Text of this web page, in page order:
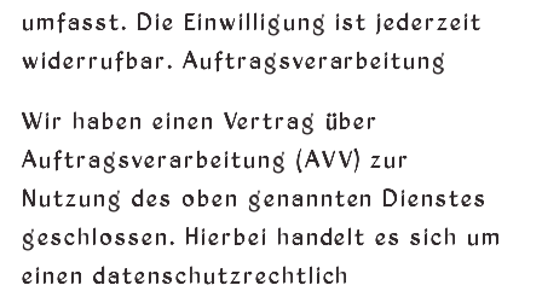
umfasst. Die Einwilligung ist jederzeit
widerrufbar. Auftragsverarbeitung
Wir haben einen Vertrag über
Auftragsverarbeitung (AVV) zur
Nutzung des oben genannten Dienstes
geschlossen. Hierbei handelt es sich um
einen datenschutzrechtlich